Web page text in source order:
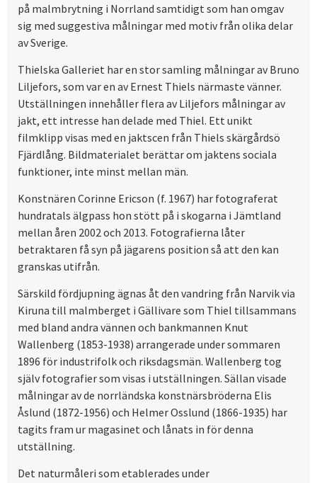
på malmbrytning i Norrland samtidigt som han omgav
sig med suggestiva målningar med motiv från olika delar
av Sverige.
Thielska Galleriet har en stor samling målningar av Bruno
Liljefors, som var en av Ernest Thiels närmaste vänner.
Utställningen innehåller flera av Liljefors målningar av
jakt, ett intresse han delade med Thiel. Ett unikt
filmklipp visas med en jaktscen från Thiels skärgårdsö
Fjärdlång. Bildmaterialet berättar om jaktens sociala
funktioner, inte minst mellan män.
Konstnären Corinne Ericson (f. 1967) har fotograferat
hundratals älgpass hon stött på i skogarna i Jämtland
mellan åren 2002 och 2013. Fotografierna låter
betraktaren få syn på jägarens position så att den kan
granskas utifrån.
Särskild fördjupning ägnas åt den vandring från Narvik via
Kiruna till malmberget i Gällivare som Thiel tillsammans
med bland andra vännen och bankmannen Knut
Wallenberg (1853-1938) arrangerade under sommaren
1896 för industrifolk och riksdagsmän. Wallenberg tog
själv fotografier som visas i utställningen. Sällan visade
målningar av de norrländska konstnärsbröderna Elis
Åslund (1872-1956) och Helmer Osslund (1866-1935) har
tagits fram ur magasinet och lånats in för denna
utställning.
Det naturmåleri som etablerades under